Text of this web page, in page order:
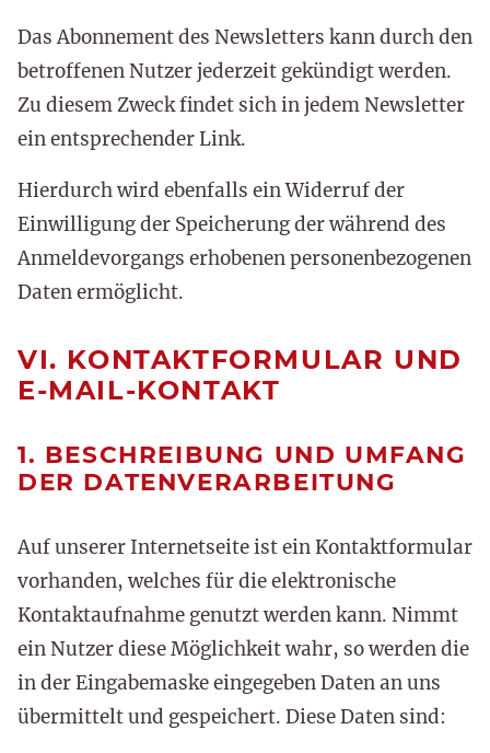
Das Abonnement des Newsletters kann durch den
betroffenen Nutzer jederzeit gekündigt werden.
Zu diesem Zweck findet sich in jedem Newsletter
ein entsprechender Link.
Hierdurch wird ebenfalls ein Widerruf der
Einwilligung der Speicherung der während des
Anmeldevorgangs erhobenen personenbezogenen
Daten ermöglicht.
VI. KONTAKTFORMULAR UND
E-MAIL-KONTAKT
1. BESCHREIBUNG UND UMFANG
DER DATENVERARBEITUNG
Auf unserer Internetseite ist ein Kontaktformular
vorhanden, welches für die elektronische
Kontaktaufnahme genutzt werden kann. Nimmt
ein Nutzer diese Möglichkeit wahr, so werden die
in der Eingabemaske eingegeben Daten an uns
übermittelt und gespeichert. Diese Daten sind: